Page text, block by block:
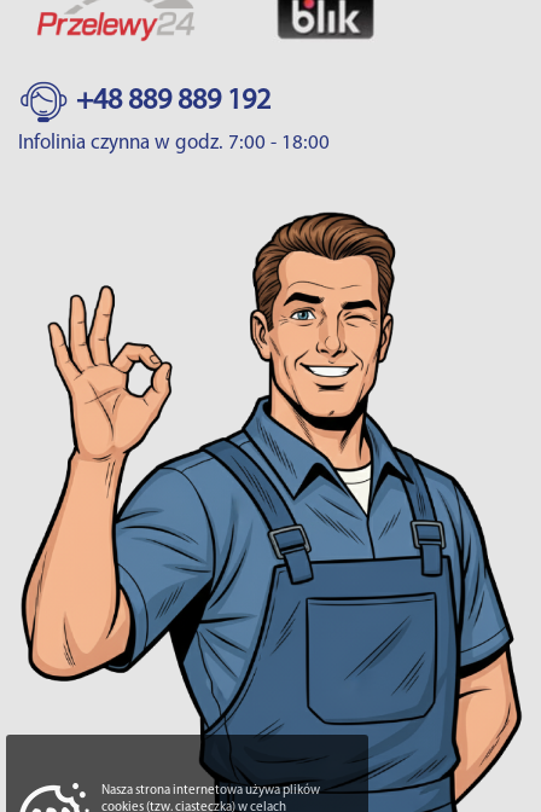
+48 889 889 192
Infolinia czynna w godz. 7:00 - 18:00
Nasza strona internetowa używa plików
cookies (tzw. ciasteczka) w celach